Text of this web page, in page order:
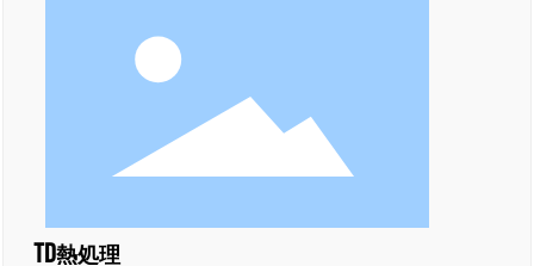
TD熱処理